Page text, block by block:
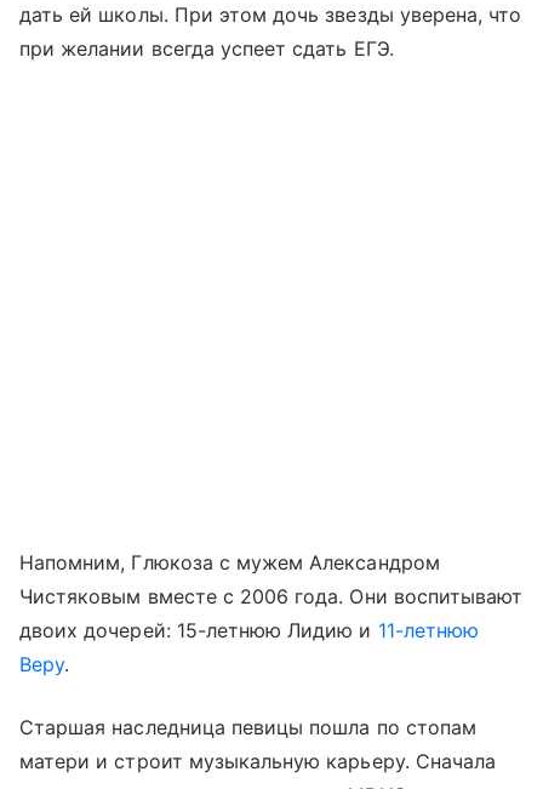
дать ей школы. При этом дочь звезды уверена, что
при желании всегда успеет сдать ЕГЭ.
Напомним, Глюкоза с мужем Александром
Чистяковым вместе с 2006 года. Они воспитывают
двоих дочерей: 15-летнюю Лидию и 11-летнюю
Веру.
Старшая наследница певицы пошла по стопам
матери и строит музыкальную карьеру. Сначала